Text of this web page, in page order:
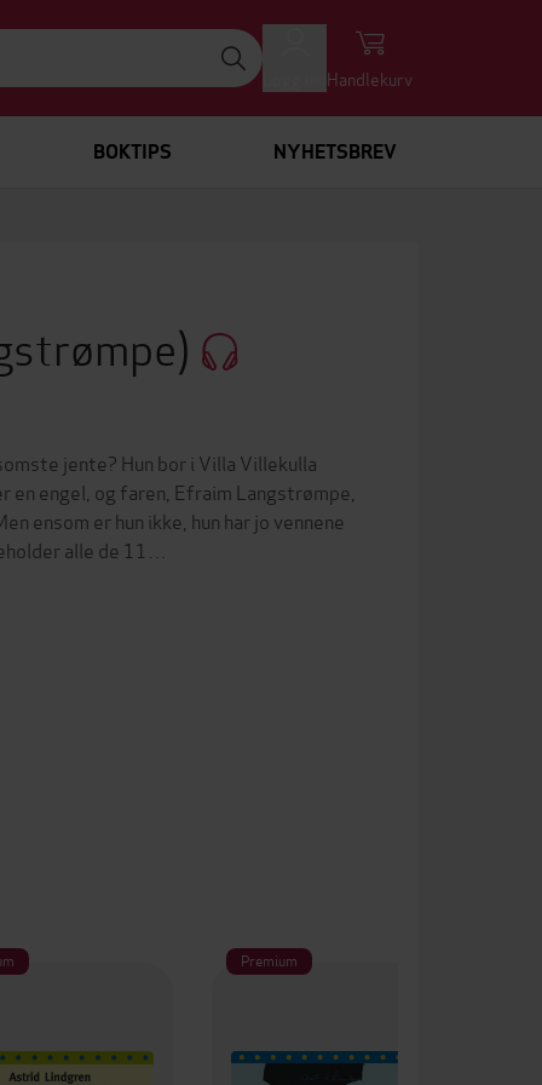
Handlekurv
BOKTIPS NYHETSBREV
jente? Hun bor i Villa Villekulla
engel, og faren, Efraim Langstrømpe,
ensom er hun ikke, hun har jo vennene
alle de 11…
Premium